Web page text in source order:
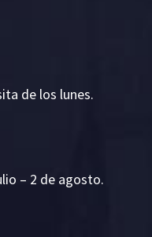
de los lunes.
– 2 de agosto.